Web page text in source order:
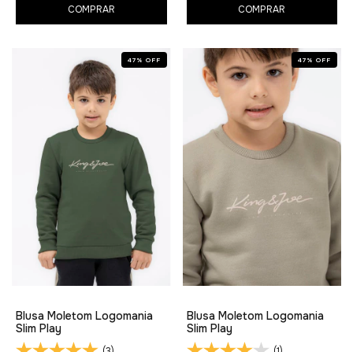
COMPRAR COMPRAR
47 % OFF
Blusa Moletom Logomania
Slim Play
47 % OFF
Blusa Moletom Logomania
Slim Play